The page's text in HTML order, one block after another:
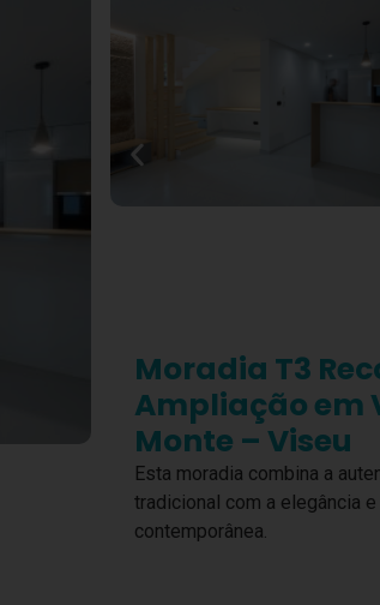
Moradia T3
Ampliação em
Monte – Viseu
Esta moradia combina a
tradicional com a elegância
contemporânea.